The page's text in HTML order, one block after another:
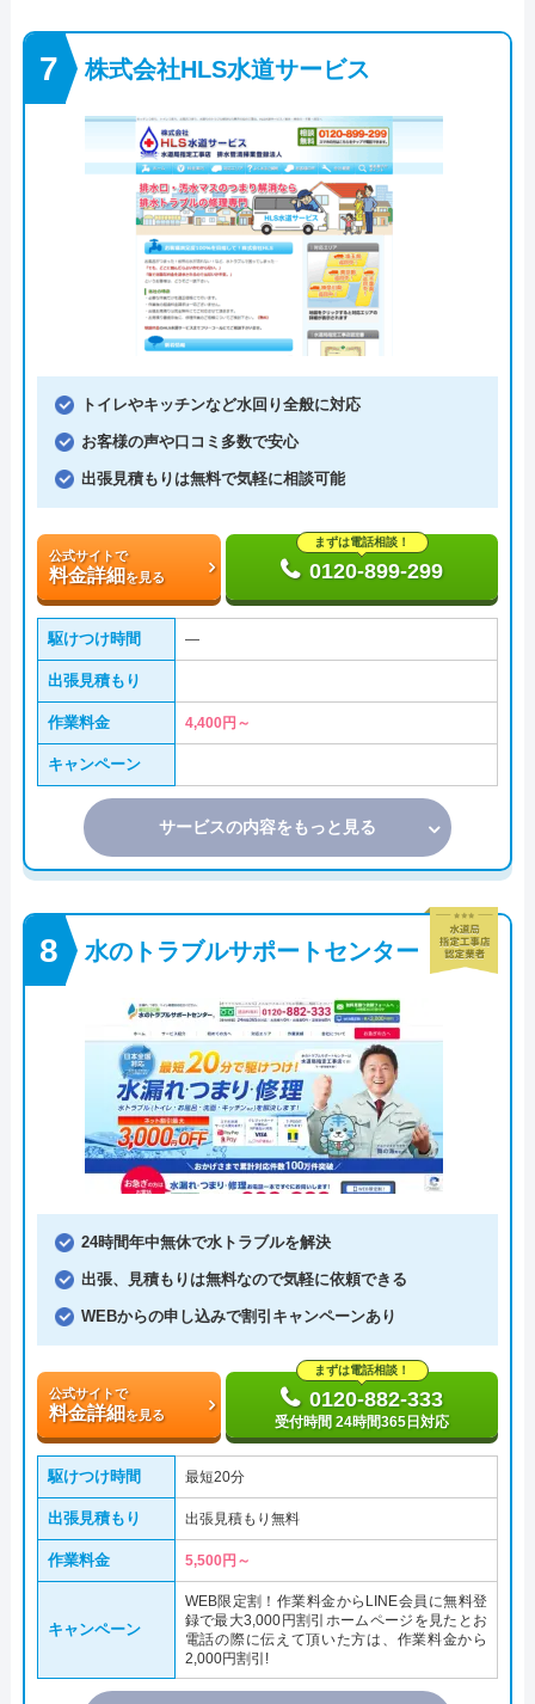
株式会社HLS水道サービス
トイレやキッチンなど水回り全般に対応
お客様の声や口コミ多数で安心
出張見積もりは無料で気軽に相談可能
公式サイトで
料金詳細を見る
まずは電話相談！
0120-899-299
駆けつけ時間 ―
出張見積もり
作業料金 4,400円～
キャンペーン
サービスの内容をもっと見る
水のトラブルサポートセンター
24時間年中無休で水トラブルを解決
出張、見積もりは無料なので気軽に依頼できる
WEBからの申し込みで割引キャンペーンあり
公式サイトで
料金詳細を見る
まずは電話相談！
0120-882-333
受付時間 24時間365日対応
駆けつけ時間 最短20分
出張見積もり 出張見積もり無料
作業料金 5,500円～
キャンペーン
WEB限定割！作業料金からLINE会員に無料登
録で最大3,000円割引ホームページを見たとお
電話の際に伝えて頂いた方は、作業料金から
2,000円割引!